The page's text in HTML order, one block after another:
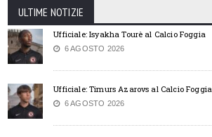
ULTIME NOTIZIE
Ufficiale: Isyakha Tourè al Calcio Foggia
6 AGOSTO 2026
Ufficiale: Timurs Azarovs al Calcio Foggia
6 AGOSTO 2026